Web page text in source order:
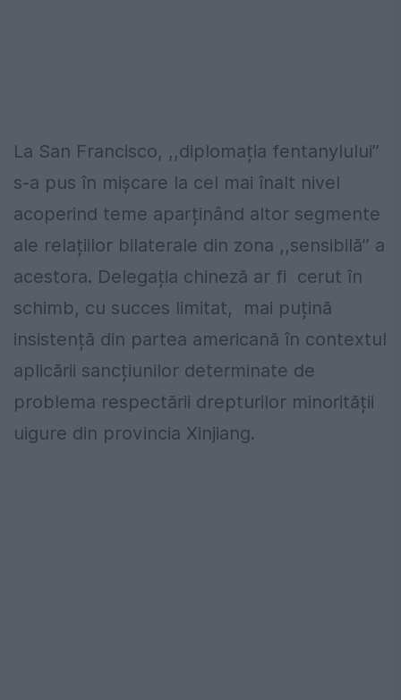
La San Francisco, ,,diplomația fentanylului’’
s-a pus în mișcare la cel mai înalt nivel
acoperind teme aparținând altor segmente
ale relațiilor bilaterale din zona ,,sensibilă’’ a
acestora. Delegația chineză ar fi cerut în
schimb, cu succes limitat, mai puțină
insistență din partea americană în contextul
aplicării sancțiunilor determinate de
problema respectării drepturilor minorității
uigure din provincia Xinjiang.